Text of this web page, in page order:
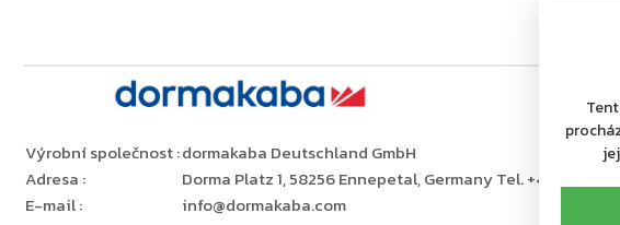
Výrobní společnost:dormakaba Deutschland GmbH
Adresa :
Dorma Platz 1, 58256 Ennepetal, Germany Tel. +49 2333
E-mail: info@dormakaba.com